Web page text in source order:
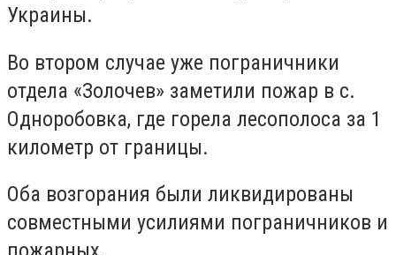
Украины.
Во втором случае уже пограничники
отдела «Золочев» заметили пожар в с.
Одноробовка, где горела лесополоса за 1
километр от границы.
Оба возгорания были ликвидированы
совместными усилиями пограничников и